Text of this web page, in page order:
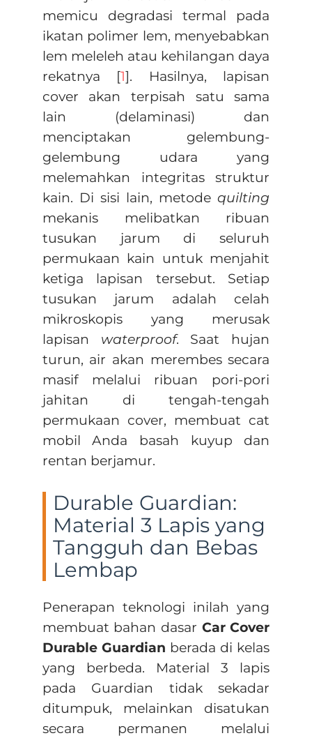
memicu degradasi termal pada
ikatan polimer lem, menyebabkan
lem meleleh atau kehilangan daya
rekatnya [1]. Hasilnya, lapisan
cover akan terpisah satu sama
lain (delaminasi) dan
menciptakan gelembung-
gelembung udara yang
melemahkan integritas struktur
kain. Di sisi lain, metodequilting
mekanis melibatkan ribuan
tusukan jarum di seluruh
permukaan kain untuk menjahit
ketiga lapisan tersebut. Setiap
tusukan jarum adalah celah
mikroskopis yang merusak
lapisan waterproof. Saat hujan
turun, air akan merembes secara
masif melalui ribuan pori-pori
jahitan di tengah-tengah
permukaan cover, membuat cat
mobil Anda basah kuyup dan
rentan berjamur.
Durable Guardian:
Material 3 Lapis yang
Tangguh dan Bebas
Lembap
Penerapan teknologi inilah yang
membuat bahan dasar Car Cover
Durable Guardian berada di kelas
yang berbeda. Material 3 lapis
pada Guardian tidak sekadar
ditumpuk, melainkan disatukan
secara permanen melalui